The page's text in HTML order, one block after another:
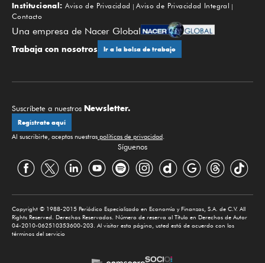
Institucional: Aviso de Privacidad
Aviso de Privacidad Integral
Contacto
Una empresa de Nacer Global
Trabaja con nosotros Ir a la bolsa de trabajo
Suscríbete a nuestros Newsletter.
Regístrate aquí
Al suscribirte, aceptas nuestras políticas de privacidad.
Síguenos
Copyright © 1988-2015 Periódico Especializado en Economía y Finanzas, S.A. de C.V. All
Rights Reserved. Derechos Reservados. Número de reserva al Título en Derechos de Autor
04-2010-062510353600-203. Al visitar esta página, usted está de acuerdo con los
términos del servicio